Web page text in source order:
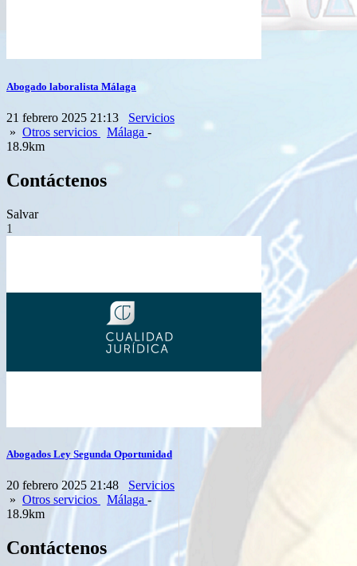
Abogado laboralista Málaga
21 febrero 2025 21:13
Servicios
» Otros servicios Málaga -
18.9km
Contáctenos
Salvar
1
Abogados Ley Segunda Oportunidad
20 febrero 2025 21:48
Servicios
» Otros servicios Málaga -
18.9km
Contáctenos